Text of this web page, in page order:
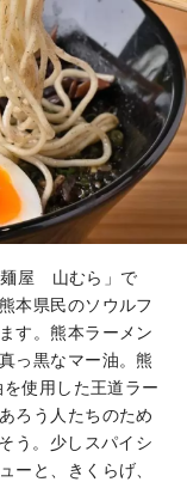
麺屋 山むら」で
本県民のソウルフ
す。熊本ラーメン
っ黒なマー油。熊
使用した王道ラー
ろう人たちのため
う。少しスパイシ
ーと、きくらげ、